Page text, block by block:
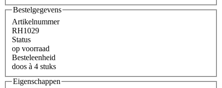
Bestelgegevens
Artikelnummer
RH1029
Status
op voorraad
Besteleenheid
doos à 4 stuks
Eigenschappen